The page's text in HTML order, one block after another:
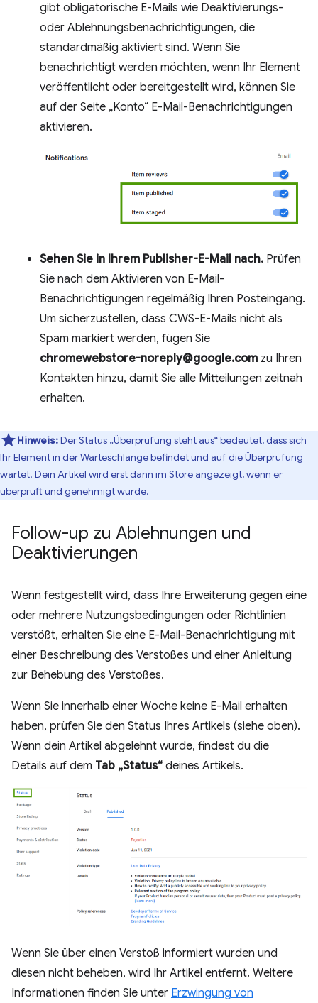
gibt obligatorische E-Mails wie Deaktivierungs-
oder Ablehnungsbenachrichtigungen, die
standardmäßig aktiviert sind. Wenn Sie
benachrichtigt werden möchten, wenn Ihr Element
veröffentlicht oder bereitgestellt wird, können Sie
auf der Seite „Konto“ E-Mail-Benachrichtigungen
aktivieren.
Sehen Sie in Ihrem Publisher-E-Mail nach. Prüfen
Sie nach dem Aktivieren von E-Mail-
Benachrichtigungen regelmäßig Ihren Posteingang.
Um sicherzustellen, dass CWS-E-Mails nicht als
Spam markiert werden, fügen Sie
chromewebstore-noreply@google.com zu Ihren
Kontakten hinzu, damit Sie alle Mitteilungen zeitnah
erhalten.
Hinweis:Der Status „Überprüfung steht aus“ bedeutet, dass sich
Ihr Element in der Warteschlange befindet und auf die Überprüfung
wartet. Dein Artikel wird erst dann im Store angezeigt, wenn er
überprüft und genehmigt wurde.
Follow-up zu Ablehnungen und
Deaktivierungen
Wenn festgestellt wird, dass Ihre Erweiterung gegen eine
oder mehrere Nutzungsbedingungen oder Richtlinien
verstößt, erhalten Sie eine E-Mail-Benachrichtigung mit
einer Beschreibung des Verstoßes und einer Anleitung
zur Behebung des Verstoßes.
Wenn Sie innerhalb einer Woche keine E-Mail erhalten
haben, prüfen Sie den Status Ihres Artikels (siehe oben).
Wenn dein Artikel abgelehnt wurde, findest du die
Details auf dem Tab „Status“ deines Artikels.
Wenn Sie über einen Verstoß informiert wurden und
diesen nicht beheben, wird Ihr Artikel entfernt. Weitere
Informationen finden Sie unter Erzwingung von